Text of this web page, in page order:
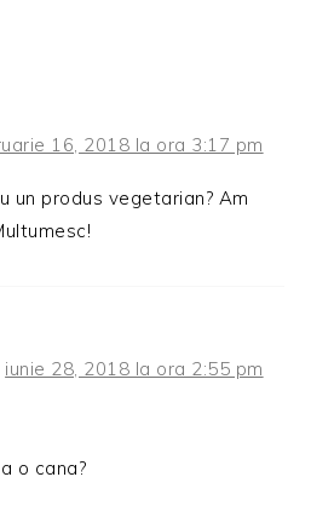
16, 2018 la ora 3:17 pm
un produs vegetarian? Am
iunie 28, 2018 la ora 2:55 pm
o cana?